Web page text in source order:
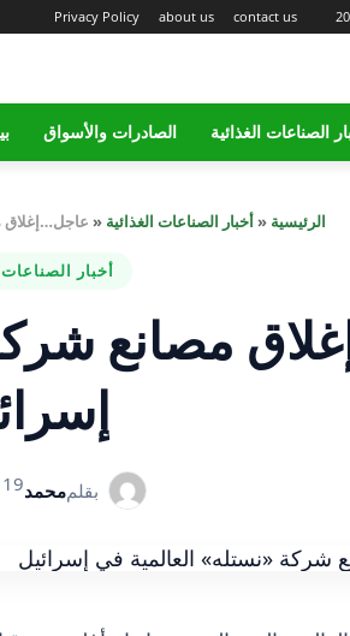
Privacy Policy about us contact us
الصناعات الغذائية الصادرات والأسواق
الرئيسية «أخبار الصناعات الغذائية « عاجل…إغلاق
أخبار الصناعات
مصانع
بقلممحمد19 أكتوبر 2023